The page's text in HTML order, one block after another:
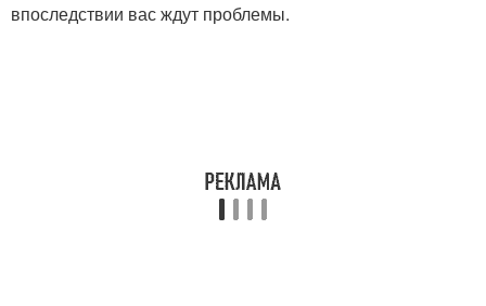
впоследствии вас ждут проблемы.